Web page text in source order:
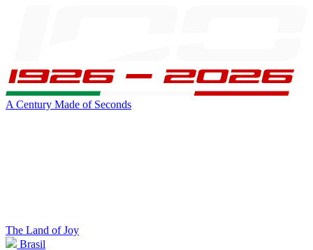
A Century Made of Seconds
The Land of Joy
Brasil